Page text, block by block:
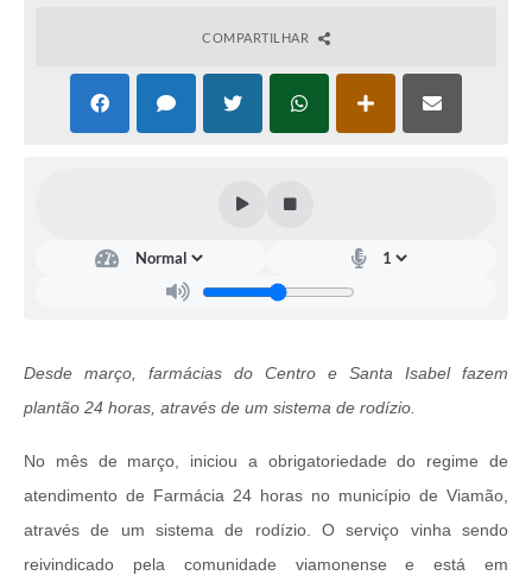
COMPARTILHAR
Desde março, farmácias do Centro e Santa Isabel fazem
plantão 24 horas, através de um sistema de rodízio.
No mês de março, iniciou a obrigatoriedade do regime de
atendimento de Farmácia 24 horas no município de Viamão,
através de um sistema de rodízio. O serviço vinha sendo
reivindicado pela comunidade viamonense e está em